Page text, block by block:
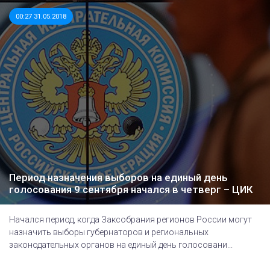
00:27 31.05.2018
Период назначения выборов на единый день
голосования 9 сентября начался в четверг – ЦИК
Начался период, когда Заксобрания регионов России могут
назначить выборы губернаторов и региональных
законодательных органов на единый день голосовани...